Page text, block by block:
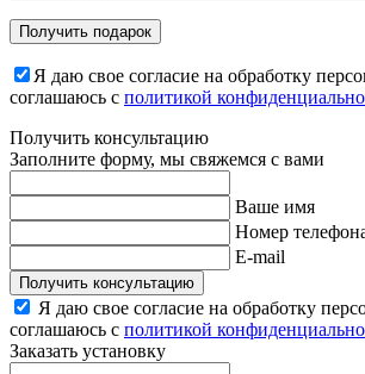
Я даю свое согласие на обработку
соглашаюсь с политикой
Получить консультацию
Заполните форму, мы свяжемся с вами
Ваше имя
Номер
E-mail
Получить консультацию
Я даю свое согласие на обработку
соглашаюсь с политикой
Заказать установку